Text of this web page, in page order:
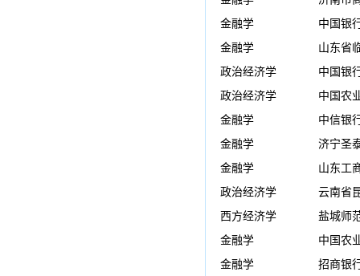
金融学
中国银
金融学
山东省
政治经济学
中国银
政治经济学
中国农
金融学
中信银
金融学
济宁圣
金融学
山东工
政治经济学
云南省
西方经济学
盐城师
金融学
中国农
金融学
招商银